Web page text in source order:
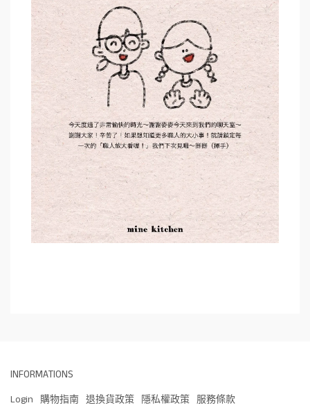
INFORMATIONS
Login 購物指南 退換貨政策 隱私權政策 服務條款